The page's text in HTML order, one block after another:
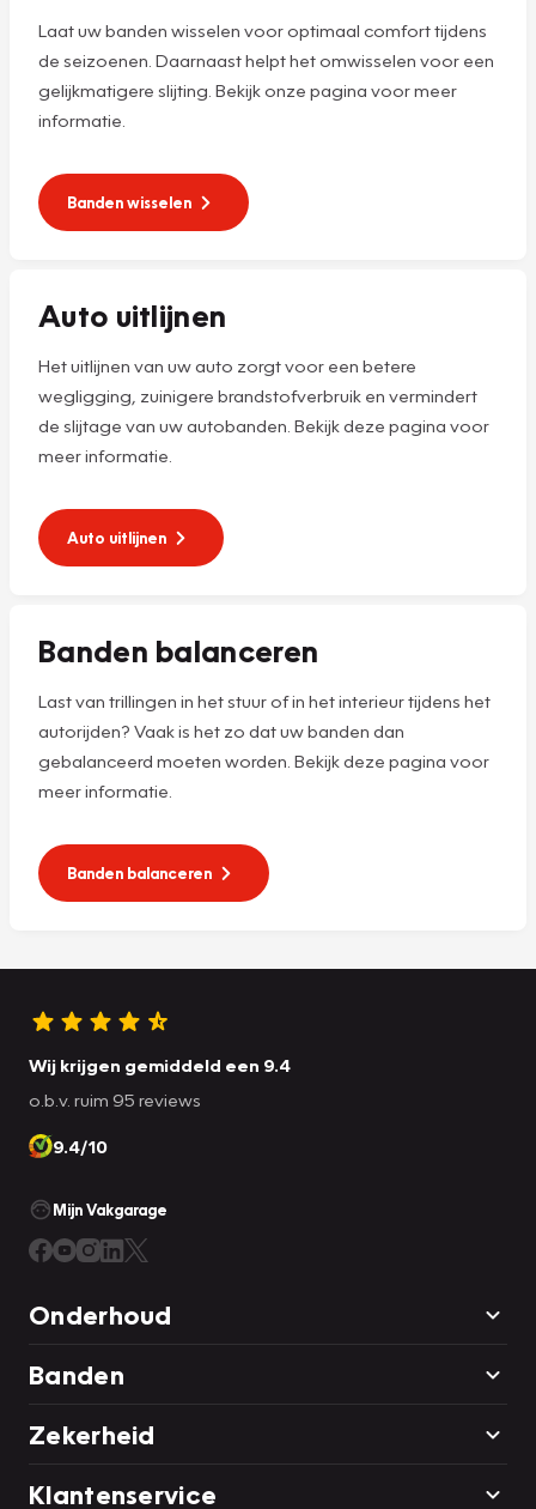
Laat uw banden wisselen voor optimaal comfort tijdens
de seizoenen. Daarnaast helpt het omwisselen voor een
gelijkmatigere slijting. Bekijk onze pagina voor meer
informatie.
Banden wisselen
Auto uitlijnen
Het uitlijnen van uw auto zorgt voor een betere
wegligging, zuinigere brandstofverbruik en vermindert
de slijtage van uw autobanden. Bekijk deze pagina voor
meer informatie.
Auto uitlijnen
Banden balanceren
Last van trillingen in het stuur of in het interieur tijdens het
autorijden? Vaak is het zo dat uw banden dan
gebalanceerd moeten worden. Bekijk deze pagina voor
meer informatie.
Banden balanceren
Wij krijgen gemiddeld een 9.4
o.b.v. ruim 95 reviews
9.4/10
Mijn Vakgarage
Onderhoud
Banden
Zekerheid
Klantenservice